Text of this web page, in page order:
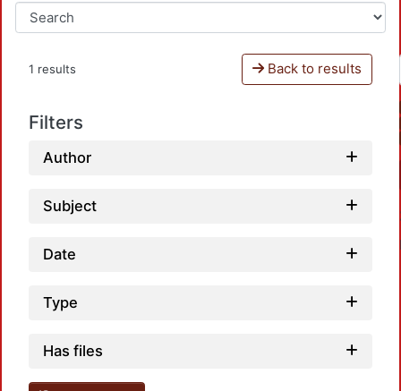
1 results Back to results
Filters
Author
Subject
Date
Type
Has files